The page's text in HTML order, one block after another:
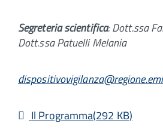
Segreteria scientifica: Dott.ssa
Dott.ssa Patuelli Melania
pdf
Il Programma(292 KB)